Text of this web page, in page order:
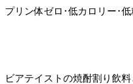
プリン体ゼロ･低カロリー･低
ビアテイストの焼酎割り飲